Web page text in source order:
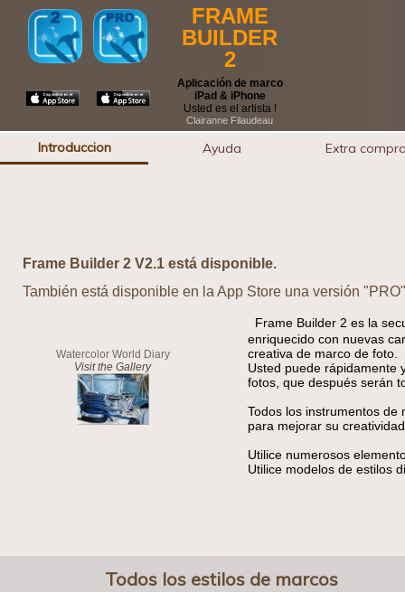
FRAME
BUILDER
2
Aplicación de marco
iPad & iPhone
Usted es el artista !
Clairanne Filaudeau
Introduccion Ayuda Extra
Frame Builder 2 V2.1 está disponible.
También está disponible en la App Store una versión
Watercolor World Diary
Visit the Gallery
Frame Builder 2 es la
enriquecido con nuevas
creativa de marco de foto.
Usted puede rápidamente
fotos, que después serán
Todos los instrumentos de
para mejorar su
Utilice numerosos
Utilice modelos de estilos
Todos los estilos de marcos